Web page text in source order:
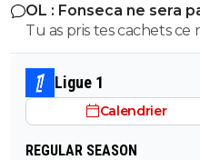
OL : Fonseca ne sera
le faire
Ligue 1
Calendrier
REGULAR SEASON